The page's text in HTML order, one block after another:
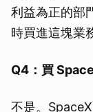
利益為正的部
時買進這塊業
Q4：買
不是。